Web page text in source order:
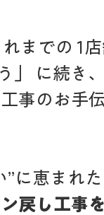
までの 1
」 に続き
事のお手
に恵まれ
戻し工事